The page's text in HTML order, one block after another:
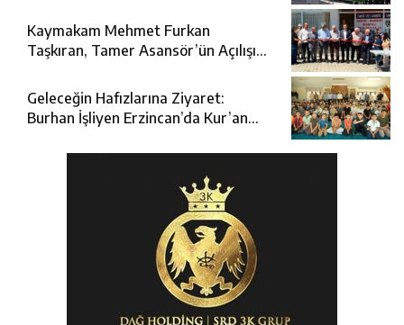
Kaymakam Mehmet Furkan
Taşkıran, Tamer Asansör’ün Açılışına
Geleceğin Hafızlarına Ziyaret:
Burhan İşliyen Erzincan’da Kur’an